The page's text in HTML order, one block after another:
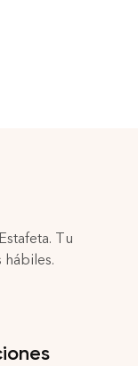
Tu
hábiles.